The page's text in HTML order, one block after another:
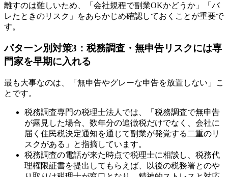
離すのは難しいため、「会社規程で副業OKかどうか」「バ
レたときのリスク」をあらかじめ確認しておくことが重要で
す。
パターン別対策3：税務調査・無申告リスクには専
門家を早期に入れる
最も大事なのは、「無申告やグレーな申告を放置しない」こ
とです。
税務調査専門の税理士法人では、「税務調査で無申告
が露見した場合、数年分の追徴税だけでなく、会社に
届く住民税決定通知を通じて副業が発覚する二重のリ
スクがある」と指摘しています。
税務調査の電話が来た時点で税理士に相談し、税務代
理権限証書を提出してもらえば、以後の税務署とのや